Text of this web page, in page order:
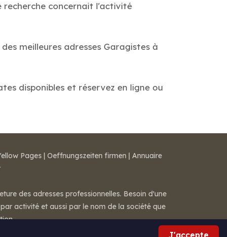
recherche concernait l'activité
meilleures adresses Garagistes à
disponibles et réservez en ligne ou
J'accepte
Pages | Oeffnungszeiten firmen | Annuaire
des adresses professionnelles. Besoin d'une
activité et aussi par le nom de la société que